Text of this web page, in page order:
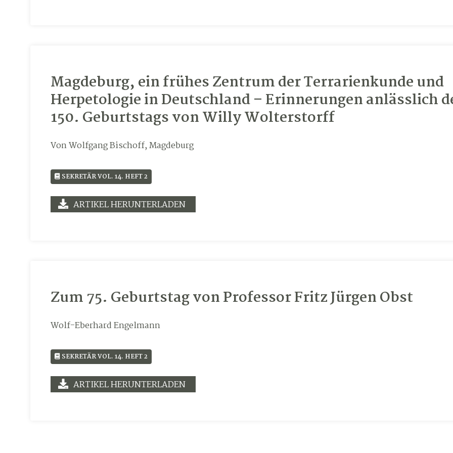
Magdeburg, ein frühes Zentrum der Terrarienkunde und
Herpetologie in Deutschland – Erinnerungen anlässlich
150. Geburtstags von Willy Wolterstorff
Von Wolfgang Bischoff, Magdeburg
SEKRETÄR VOL. 14. HEFT 2
ARTIKEL HERUNTERLADEN
Zum 75. Geburtstag von Professor Fritz Jürgen Obst
Wolf-Eberhard Engelmann
SEKRETÄR VOL. 14. HEFT 2
ARTIKEL HERUNTERLADEN